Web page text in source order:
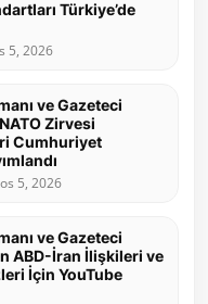
Türkiye’de
5, 2026
ve Gazeteci
Zirvesi
Cumhuriyet
5, 2026
ve Gazeteci
ABD-İran İlişkileri ve
İçin YouTube